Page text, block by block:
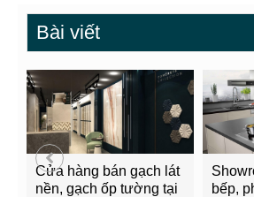
Bài viết
Cửa hàng bán gạch lát
nền, gạch ốp tường tại
bếp,